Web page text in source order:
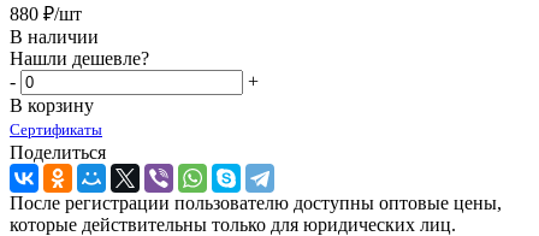
880 ₽/шт
В наличии
Нашли дешевле?
-
+
В корзину
Сертификаты
Поделиться
После регистрации пользователю доступны оптовые цены,
которые действительны только для юридических лиц.